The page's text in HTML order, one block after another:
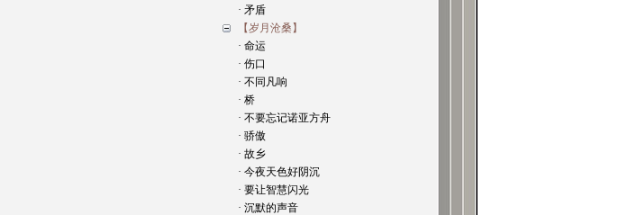
· 矛盾
【岁月沧桑】
· 命运
· 伤口
· 不同凡响
· 桥
· 不要忘记诺亚方舟
· 骄傲
· 故乡
· 今夜天色好阴沉
· 要让智慧闪光
· 沉默的声音